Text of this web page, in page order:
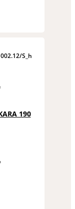
S_h
190